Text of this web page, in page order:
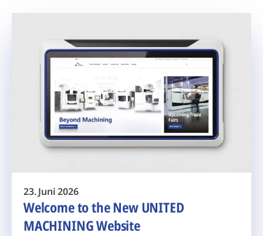
23. Juni 2026
Welcome to the New UNITED
MACHINING Website